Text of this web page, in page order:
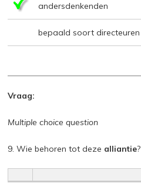
andersdenkenden
bepaald soort directeuren
Vraag:
Multiple choice question
9. Wie behoren tot deze alliantie?